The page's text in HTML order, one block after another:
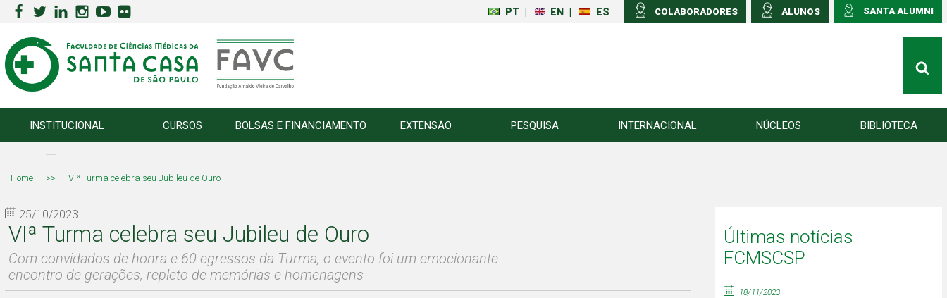
SANTA ALUMNI
ALUNOS
COLABORADORES
PT EN ES
INSTITUCIONAL CURSOS BOLSAS E FINANCIAMENTO EXTENSÃO PESQUISA INTERNACIONAL NÚCLEOS BIBLIOTECA
Home >> VIª Turma celebra seu Jubileu de Ouro
25/10/2023
VIª Turma celebra seu Jubileu de Ouro
Com convidados de honra e 60 egressos da Turma, o evento foi um emocionante
encontro de gerações, repleto de memórias e homenagens
Últimas notícias
FCMSCSP
18/11/2023